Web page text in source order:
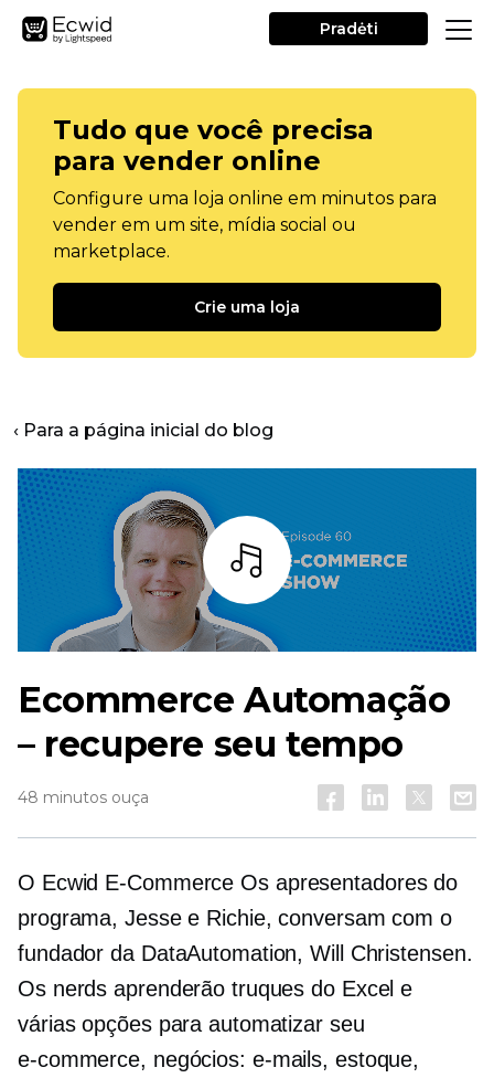
Pradėti
Tudo que você precisa
para vender online
Configure uma loja online em minutos para
vender em um site, mídia social ou
marketplace.
Crie uma loja
‹ Para a página inicial do blog
Ouça
Ecommerce Automação
– recupere seu tempo
48 minutos ouça
O Ecwid E-Commerce Os apresentadores do
programa, Jesse e Richie, conversam com o
fundador da DataAutomation, Will Christensen.
Os nerds aprenderão truques do Excel e
várias opções para automatizar seu
e-commerce, negócios: e-mails, estoque,